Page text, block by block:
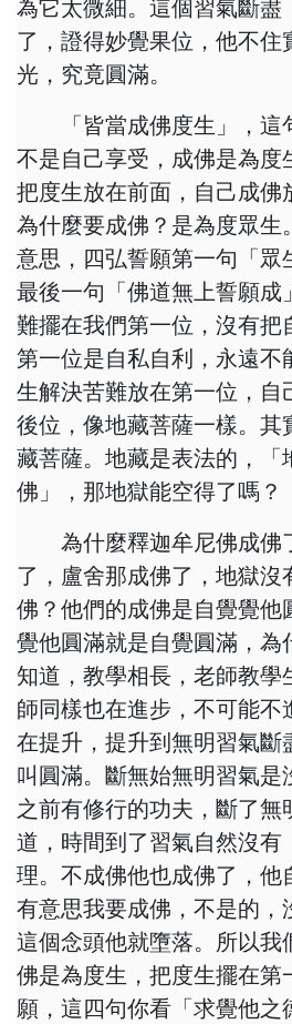
為它太微細。這個習氣斷盡
了，證得妙覺果位，他不住
光，究竟圓滿。
「皆當成佛度生」，這
不是自己享受，成佛是為度
把度生放在前面，自己成佛
為什麼要成佛？是為度眾生
意思，四弘誓願第一句「眾
最後一句「佛道無上誓願成
難擺在我們第一位，沒有把
第一位是自私自利，永遠不
生解決苦難放在第一位，自
後位，像地藏菩薩一樣。其
藏菩薩。地藏是表法的，「
佛」，那地獄能空得了嗎？
為什麼釋迦牟尼佛成佛
了，盧舍那成佛了，地獄沒
佛？他們的成佛是自覺覺他
覺他圓滿就是自覺圓滿，為
知道，教學相長，老師教學
師同樣也在進步，不可能不
在提升，提升到無明習氣斷
叫圓滿。斷無始無明習氣是
之前有修行的功夫，斷了無
道，時間到了習氣自然沒有
理。不成佛他也成佛了，他
有意思我要成佛，不是的，
這個念頭他就墮落。所以我
佛是為度生，把度生擺在第
願，這四句你看「求覺他之